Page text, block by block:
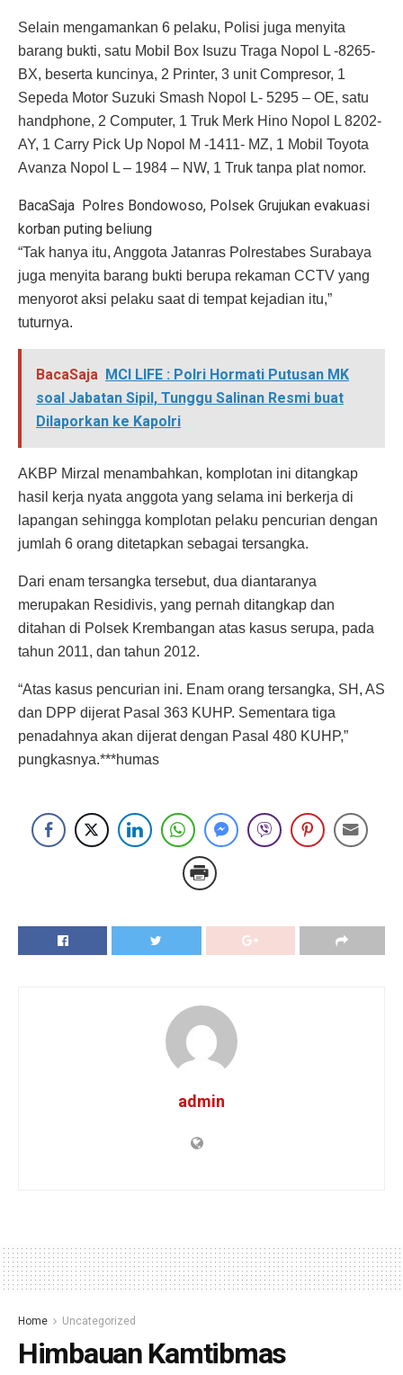
Selain mengamankan 6 pelaku, Polisi juga menyita
barang bukti, satu Mobil Box Isuzu Traga Nopol L -8265-
BX, beserta kuncinya, 2 Printer, 3 unit Compresor, 1
Sepeda Motor Suzuki Smash Nopol L- 5295 – OE, satu
handphone, 2 Computer, 1 Truk Merk Hino Nopol L 8202-
AY, 1 Carry Pick Up Nopol M -1411- MZ, 1 Mobil Toyota
Avanza Nopol L – 1984 – NW, 1 Truk tanpa plat nomor.
BacaSaja Polres Bondowoso, Polsek Grujukan evakuasi
korban puting beliung
“Tak hanya itu, Anggota Jatanras Polrestabes Surabaya
juga menyita barang bukti berupa rekaman CCTV yang
menyorot aksi pelaku saat di tempat kejadian itu,”
tuturnya.
BacaSaja MCI LIFE : Polri Hormati Putusan MK
soal Jabatan Sipil, Tunggu Salinan Resmi buat
Dilaporkan ke Kapolri
AKBP Mirzal menambahkan, komplotan ini ditangkap
hasil kerja nyata anggota yang selama ini berkerja di
lapangan sehingga komplotan pelaku pencurian dengan
jumlah 6 orang ditetapkan sebagai tersangka.
Dari enam tersangka tersebut, dua diantaranya
merupakan Residivis, yang pernah ditangkap dan
ditahan di Polsek Krembangan atas kasus serupa, pada
tahun 2011, dan tahun 2012.
“Atas kasus pencurian ini. Enam orang tersangka, SH, AS
dan DPP dijerat Pasal 363 KUHP. Sementara tiga
penadahnya akan dijerat dengan Pasal 480 KUHP,”
pungkasnya.***humas
admin
Home Uncategorized
Himbauan Kamtibmas